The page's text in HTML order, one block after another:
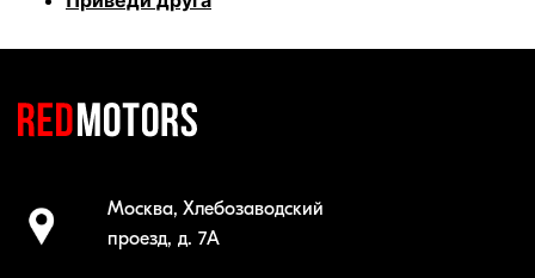
Москва, Хлебозаводский
проезд, д. 7А